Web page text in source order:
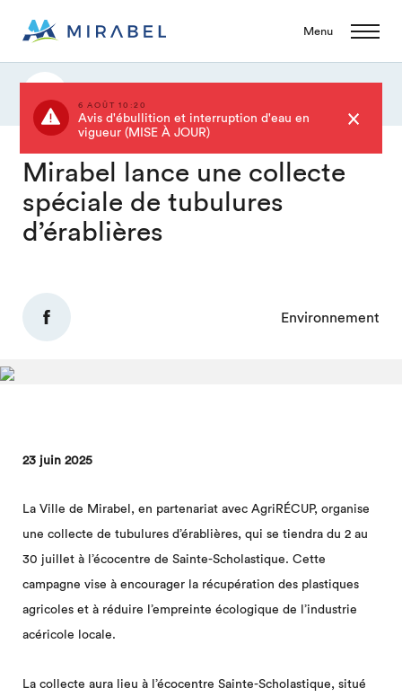
Menu
6 AOÛT 10:20
Avis d'ébullition et interruption d'eau en
vigueur (MISE À JOUR)
Mirabel lance une collecte
spéciale de tubulures
d’érablières
Environnement
23 juin 2025
La Ville de Mirabel, en partenariat avec AgriRÉCUP, organise
une collecte de tubulures d’érablières, qui se tiendra du 2 au
30 juillet à l’écocentre de Sainte-Scholastique. Cette
campagne vise à encourager la récupération des plastiques
agricoles et à réduire l’empreinte écologique de l’industrie
acéricole locale.
La collecte aura lieu à l’écocentre Sainte-Scholastique, situé